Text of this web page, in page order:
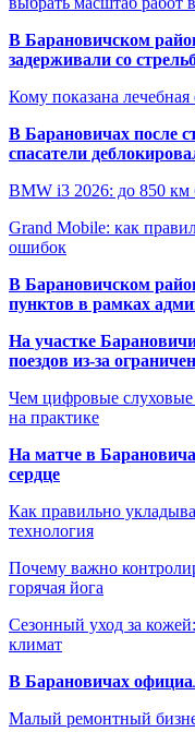
В Барановичском
задерживали со
Кому показана
В Барановичах после
спасатели
BMW i3 2026: до 850 км
Grand Mobile: как
ошибок
В Барановичском
пунктов в рамках
На участке
поездов из-за
Чем цифровые слуховые
на практике
На матче в
сердце
Как правильно
технология
Почему важно
горячая йога
Сезонный уход за
климат
В Барановичах
Малый ремонтный